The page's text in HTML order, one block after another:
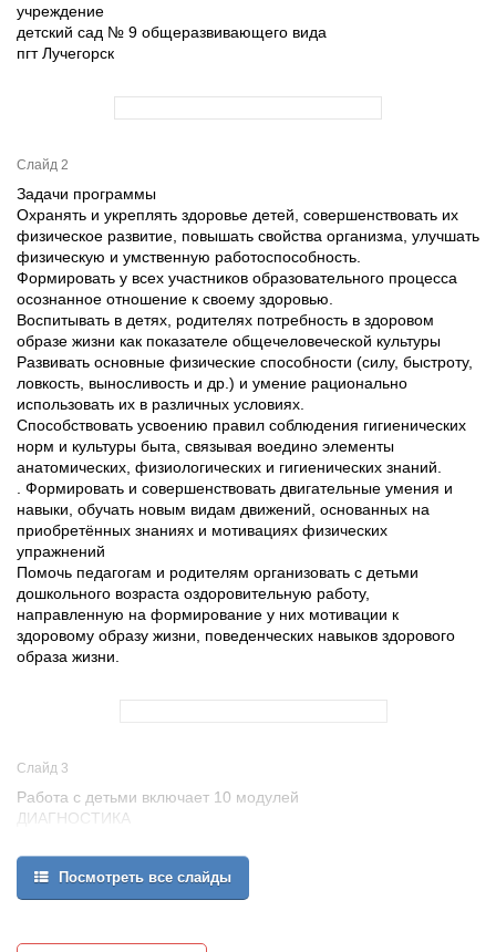
учреждение
детский сад № 9 общеразвивающего вида
пгт Лучегорск
Слайд 2
Задачи программы
Охранять и укреплять здоровье детей, совершенствовать их
физическое развитие, повышать свойства организма, улучшать
физическую и умственную работоспособность.
Формировать у всех участников образовательного процесса
осознанное отношение к своему здоровью.
Воспитывать в детях, родителях потребность в здоровом
образе жизни как показателе общечеловеческой культуры
Развивать основные физические способности (силу, быстроту,
ловкость, выносливость и др.) и умение рационально
использовать их в различных условиях.
Способствовать усвоению правил соблюдения гигиенических
норм и культуры быта, связывая воедино элементы
анатомических, физиологических и гигиенических знаний.
. Формировать и совершенствовать двигательные умения и
навыки, обучать новым видам движений, основанных на
приобретённых знаниях и мотивациях физических
упражнений
Помочь педагогам и родителям организовать с детьми
дошкольного возраста оздоровительную работу,
направленную на формирование у них мотивации к
здоровому образу жизни, поведенческих навыков здорового
образа жизни.
Слайд 3
Работа с детьми включает 10 модулей
ДИАГНОСТИКА
СИСТЕМА ЭФФЕКТИВНОГО ЗАКАЛИВАНИЯ
ОРГАНИЗАЦИЯ РАЦИОНАЛЬНОЙ ДВИГАТЕЛЬНОЙ
АКТИВНОСТИ
ДЕТЕЙ
Посмотреть все слайды